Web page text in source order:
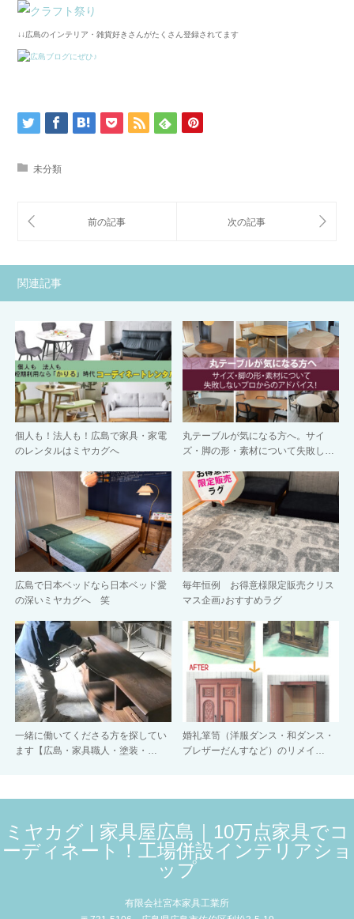
↓↓広島のインテリア・雑貨好きさんがたくさん登録されてます
未分類
関連記事
個人も！法人も！広島で家具・家電
のレンタルはミヤカグへ
丸テーブルが気になる方へ。サイ
ズ・脚の形・素材について失敗し…
広島で日本ベッドなら日本ベッド愛
の深いミヤカグへ 笑
毎年恒例 お得意様限定販売クリス
マス企画♪おすすめラグ
一緒に働いてくださる方を探してい
ます【広島・家具職人・塗装・…
婚礼箪笥（洋服ダンス・和ダンス・
ブレザーだんすなど）のリメイ…
ミヤカグ | 家具屋広島｜10万点家具でコ
ーディネート！工場併設インテリアショ
ップ
有限会社宮本家具工業所